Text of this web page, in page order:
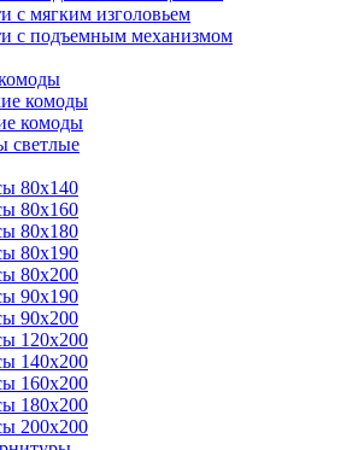
с мягким изголовьем
с подъемным механизмом
комоды
комоды
светлые
80х140
80х160
80х180
80х190
80х200
90х190
90х200
120х200
140х200
160х200
180х200
200х200